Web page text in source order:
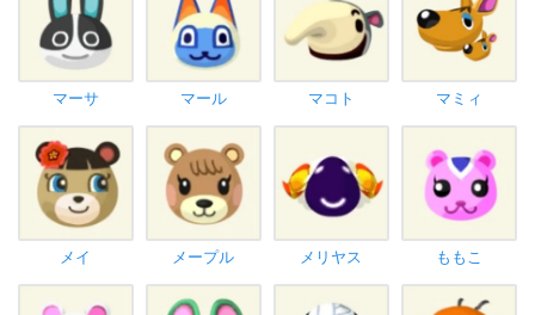
マーサ マール マコト マミィ
メイ メープル メリヤス ももこ